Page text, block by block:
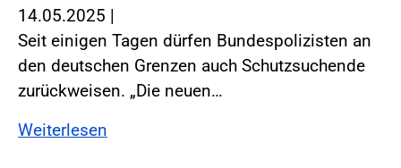
14.05.2025 |
Seit einigen Tagen dürfen Bundespolizisten an
den deutschen Grenzen auch Schutzsuchende
zurückweisen. „Die neuen…
Weiterlesen